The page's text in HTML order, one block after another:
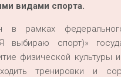
видами спорта.
в рамках
выбираю спорт)»
физической культуры
тренировки и